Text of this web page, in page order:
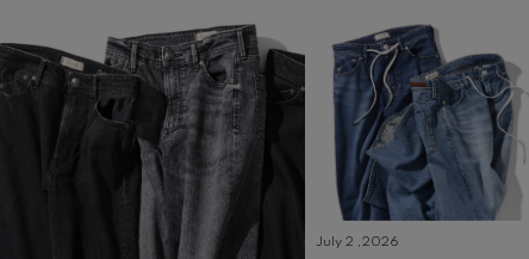
July 2 ,2026